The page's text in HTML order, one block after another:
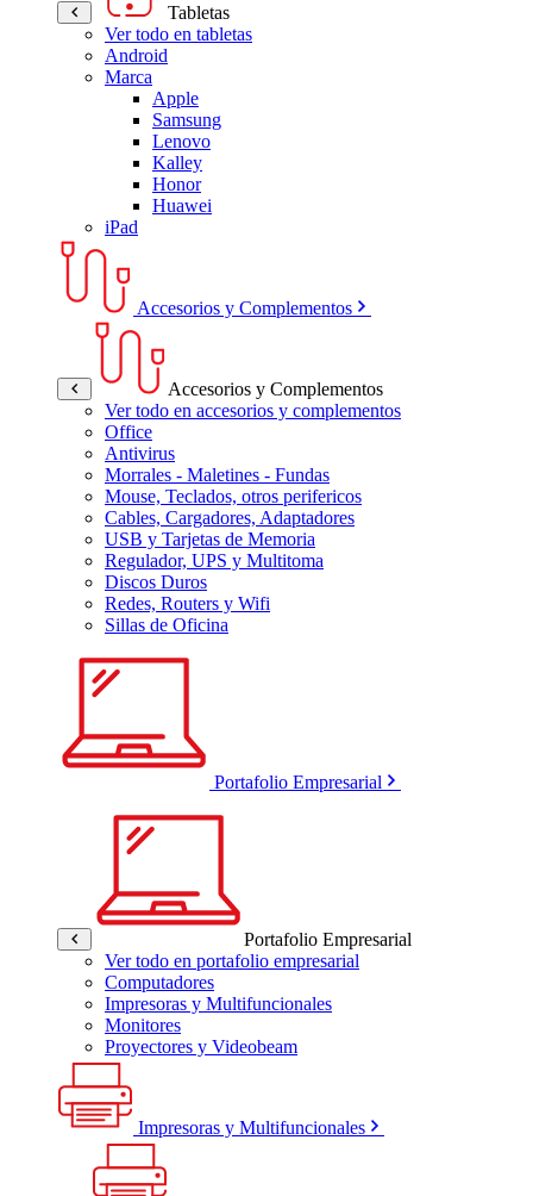
Tabletas
Ver todo en tabletas
Android
Marca
Apple
Samsung
Lenovo
Kalley
Honor
Huawei
iPad
Accesorios y Complementos
Accesorios y Complementos
Ver todo en accesorios y complementos
Office
Antivirus
Morrales - Maletines - Fundas
Mouse, Teclados, otros perifericos
Cables, Cargadores, Adaptadores
USB y Tarjetas de Memoria
Regulador, UPS y Multitoma
Discos Duros
Redes, Routers y Wifi
Sillas de Oficina
Portafolio Empresarial
Portafolio Empresarial
Ver todo en portafolio empresarial
Computadores
Impresoras y Multifuncionales
Monitores
Proyectores y Videobeam
Impresoras y Multifuncionales